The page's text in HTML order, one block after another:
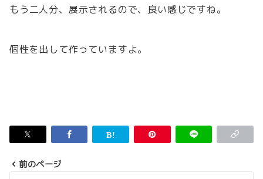
もう二人分、展示されるので、良い感じですね。
個性を出して作っていますよ。
前のページ